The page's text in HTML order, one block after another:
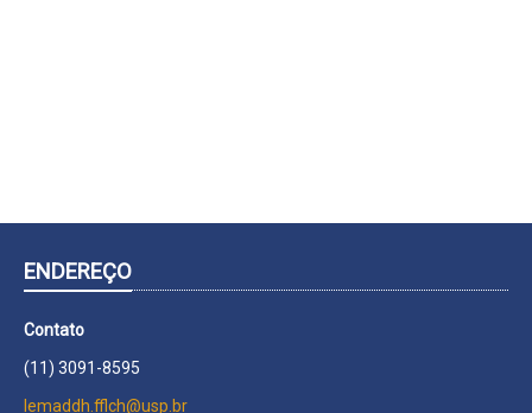
ENDEREÇO
Contato
(11) 3091-8595
lemaddh.fflch@usp.br